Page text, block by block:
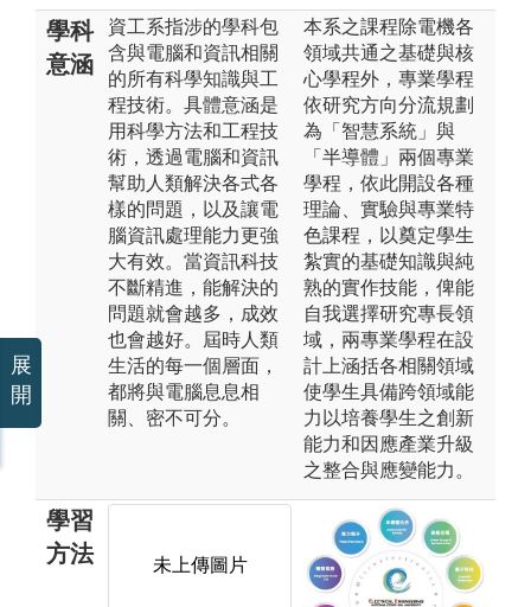
學科
意涵
資工系指涉的學科包
含與電腦和資訊相關
的所有科學知識與工
程技術。具體意涵是
用科學方法和工程技
術，透過電腦和資訊
幫助人類解決各式各
樣的問題，以及讓電
腦資訊處理能力更強
大有效。當資訊科技
不斷精進，能解決的
問題就會越多，成效
也會越好。屆時人類
生活的每一個層面，
都將與電腦息息相
關、密不可分。
本系之課程除電機各
領域共通之基礎與核
心學程外，專業學程
依研究方向分流規劃
為「智慧系統」與
「半導體」兩個專業
學程，依此開設各種
理論、實驗與專業特
色課程，以奠定學生
紮實的基礎知識與純
熟的實作技能，俾能
自我選擇研究專長領
域，兩專業學程在設
計上涵括各相關領域
使學生具備跨領域能
力以培養學生之創新
能力和因應產業升級
之整合與應變能力。
學習
方法
未上傳圖片 未上傳圖片
展
開